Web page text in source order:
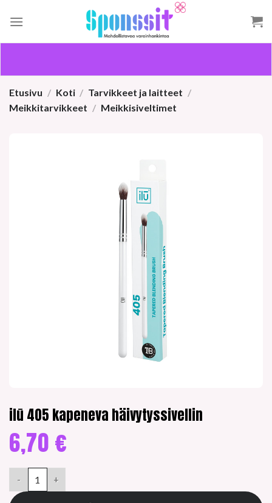
Etusivu / Koti / Tarvikkeet ja laitteet /
Meikkitarvikkeet / Meikkisiveltimet
ilū 405 kapeneva häivytyssivellin
6,70 €